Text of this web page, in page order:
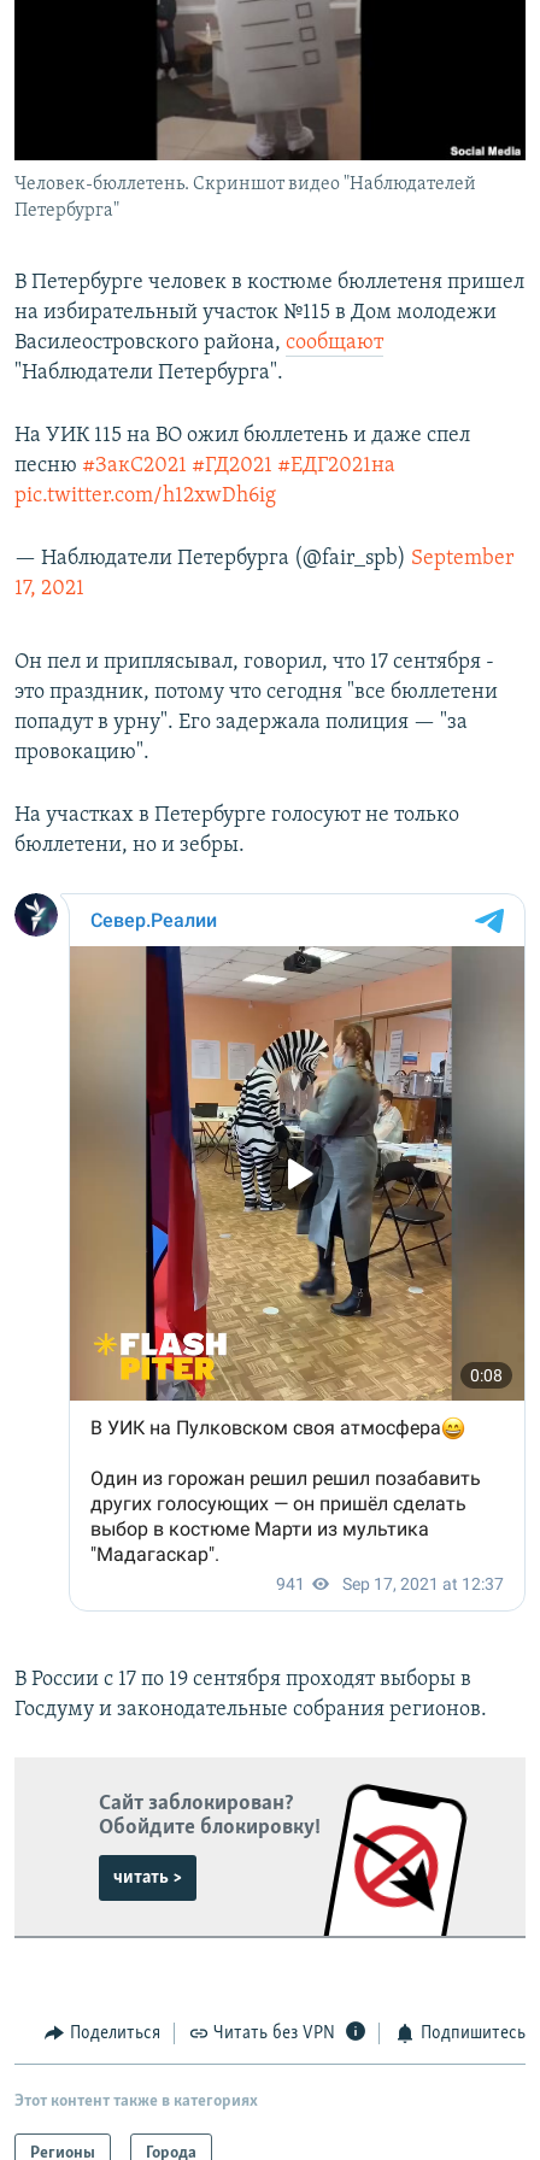
РАСПИСАНИЕ ВЕЩАНИЯ
ПОДПИШИТЕСЬ НА РАССЫЛКУ
Все сайты РСЕ/РС
Человек-бюллетень. Скриншот видео "Наблюдателей
Петербурга"
В Петербурге человек в костюме бюллетеня пришел
на избирательный участок №115 в Дом молодежи
Василеостровского района, сообщают
"Наблюдатели Петербурга".
На УИК 115 на ВО ожил бюллетень и даже спел
песню #ЗакС2021 #ГД2021 #ЕДГ2021на
pic.twitter.com/h12xwDh6ig
— Наблюдатели Петербурга (@fair_spb) September
17, 2021
Он пел и приплясывал, говорил, что 17 сентября -
это праздник, потому что сегодня "все бюллетени
попадут в урну". Его задержала полиция — "за
провокацию".
На участках в Петербурге голосуют не только
бюллетени, но и зебры.
В России с 17 по 19 сентября проходят выборы в
Госдуму и законодательные собрания регионов.
Сайт заблокирован?
Обойдите блокировку!
читать >
Поделиться Читать без VPN Подпишитесь
Этот контент также в категориях
Регионы Города